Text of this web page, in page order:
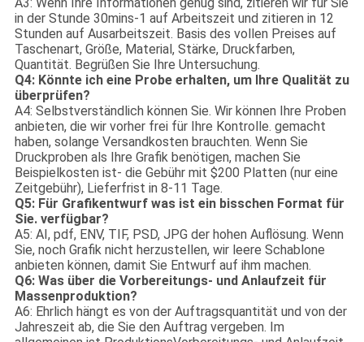
A3: Wenn Ihre Informationen genug sind, zitieren wir für Sie
in der Stunde 30mins-1 auf Arbeitszeit und zitieren in 12
Stunden auf Ausarbeitszeit. Basis des vollen Preises auf
Taschenart, Größe, Material, Stärke, Druckfarben,
Quantität. Begrüßen Sie Ihre Untersuchung.
Q4: Könnte ich eine Probe erhalten, um Ihre Qualität zu
überprüfen?
A4: Selbstverständlich können Sie. Wir können Ihre Proben
anbieten, die wir vorher frei für Ihre Kontrolle. gemacht
haben, solange Versandkosten brauchten. Wenn Sie
Druckproben als Ihre Grafik benötigen, machen Sie
Beispielkosten ist- die Gebühr mit $200 Platten (nur eine
Zeitgebühr), Lieferfrist in 8-11 Tage.
Q5: Für Grafikentwurf was ist ein bisschen Format für
Sie. verfügbar?
A5: AI, pdf, ENV, TIF, PSD, JPG der hohen Auflösung. Wenn
Sie, noch Grafik nicht herzustellen, wir leere Schablone
anbieten können, damit Sie Entwurf auf ihm machen.
Q6: Was über die Vorbereitungs- und Anlaufzeit für
Massenproduktion?
A6: Ehrlich hängt es von der Auftragsquantität und von der
Jahreszeit ab, die Sie den Auftrag vergeben. Im